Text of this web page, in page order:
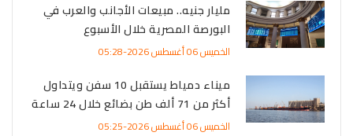
مليار جنيه.. مبيعات الأجانب والعرب في
البورصة المصرية خلال الأسبوع
الخميس 06 أغسطس 2026-05:28
ميناء دمياط يستقبل 10 سفن ويتداول
أكثر من 71 ألف طن بضائع خلال 24 ساعة
الخميس 06 أغسطس 2026-05:25